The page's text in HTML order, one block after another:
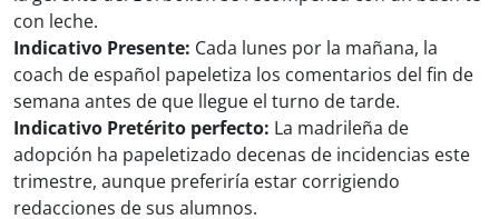
con leche.
Indicativo Presente: Cada lunes por la mañana, la
coach de español papeletiza los comentarios del fin de
semana antes de que llegue el turno de tarde.
Indicativo Pretérito perfecto: La madrileña de
adopción ha papeletizado decenas de incidencias este
trimestre, aunque preferiría estar corrigiendo
redacciones de sus alumnos.